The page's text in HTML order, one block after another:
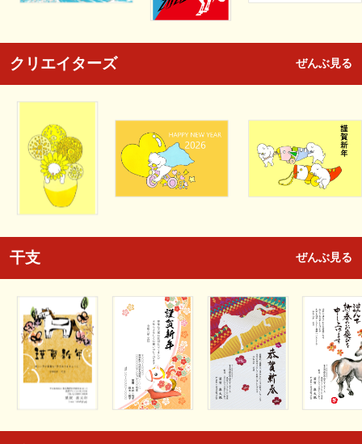
クリエイターズ ぜんぶ見る
干支 ぜんぶ見る